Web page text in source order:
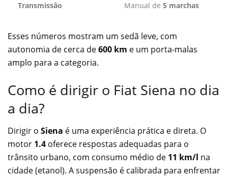
Transmissão
Manual de 5 marchas
Esses números mostram um sedã leve, com
autonomia de cerca de600 km e um porta-malas
amplo para a categoria.
Como é dirigir o Fiat Siena no dia
a dia?
Dirigir o Siena é uma experiência prática e direta. O
motor 1.4 oferece respostas adequadas para o
trânsito urbano, com consumo médio de 11 km/l na
cidade (etanol). A suspensão é calibrada para enfrentar